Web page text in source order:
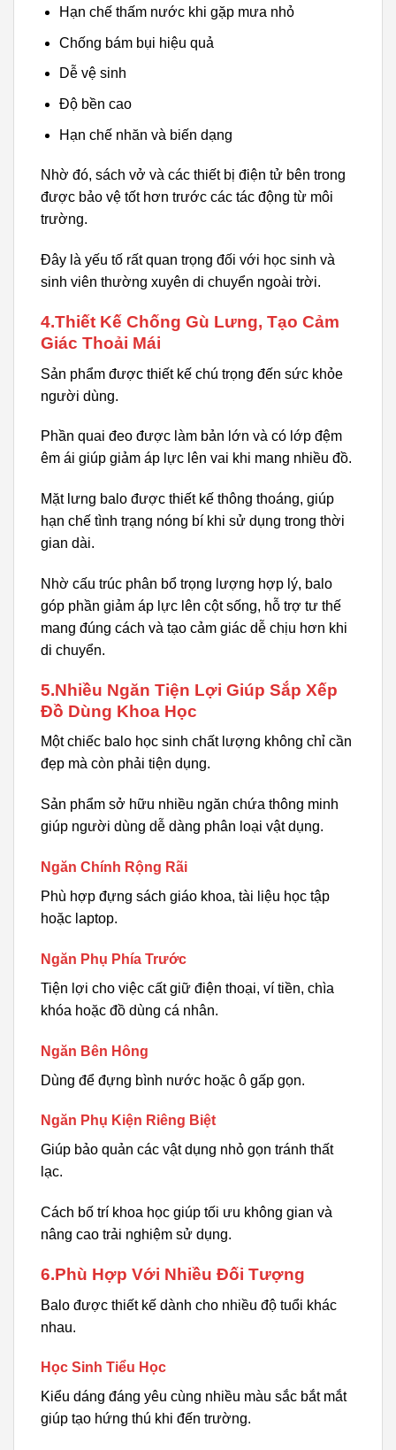
Hạn chế thấm nước khi gặp mưa nhỏ
Chống bám bụi hiệu quả
Dễ vệ sinh
Độ bền cao
Hạn chế nhăn và biến dạng
Nhờ đó, sách vở và các thiết bị điện tử bên trong
được bảo vệ tốt hơn trước các tác động từ môi
trường.
Đây là yếu tố rất quan trọng đối với học sinh và
sinh viên thường xuyên di chuyển ngoài trời.
4.Thiết Kế Chống Gù Lưng, Tạo Cảm
Giác Thoải Mái
Sản phẩm được thiết kế chú trọng đến sức khỏe
người dùng.
Phần quai đeo được làm bản lớn và có lớp đệm
êm ái giúp giảm áp lực lên vai khi mang nhiều đồ.
Mặt lưng balo được thiết kế thông thoáng, giúp
hạn chế tình trạng nóng bí khi sử dụng trong thời
gian dài.
Nhờ cấu trúc phân bổ trọng lượng hợp lý, balo
góp phần giảm áp lực lên cột sống, hỗ trợ tư thế
mang đúng cách và tạo cảm giác dễ chịu hơn khi
di chuyển.
5.Nhiều Ngăn Tiện Lợi Giúp Sắp Xếp
Đồ Dùng Khoa Học
Một chiếc balo học sinh chất lượng không chỉ cần
đẹp mà còn phải tiện dụng.
Sản phẩm sở hữu nhiều ngăn chứa thông minh
giúp người dùng dễ dàng phân loại vật dụng.
Ngăn Chính Rộng Rãi
Phù hợp đựng sách giáo khoa, tài liệu học tập
hoặc laptop.
Ngăn Phụ Phía Trước
Tiện lợi cho việc cất giữ điện thoại, ví tiền, chìa
khóa hoặc đồ dùng cá nhân.
Ngăn Bên Hông
Dùng để đựng bình nước hoặc ô gấp gọn.
Ngăn Phụ Kiện Riêng Biệt
Giúp bảo quản các vật dụng nhỏ gọn tránh thất
lạc.
Cách bố trí khoa học giúp tối ưu không gian và
nâng cao trải nghiệm sử dụng.
6.Phù Hợp Với Nhiều Đối Tượng
Balo được thiết kế dành cho nhiều độ tuổi khác
nhau.
Học Sinh Tiểu Học
Kiểu dáng đáng yêu cùng nhiều màu sắc bắt mắt
giúp tạo hứng thú khi đến trường.